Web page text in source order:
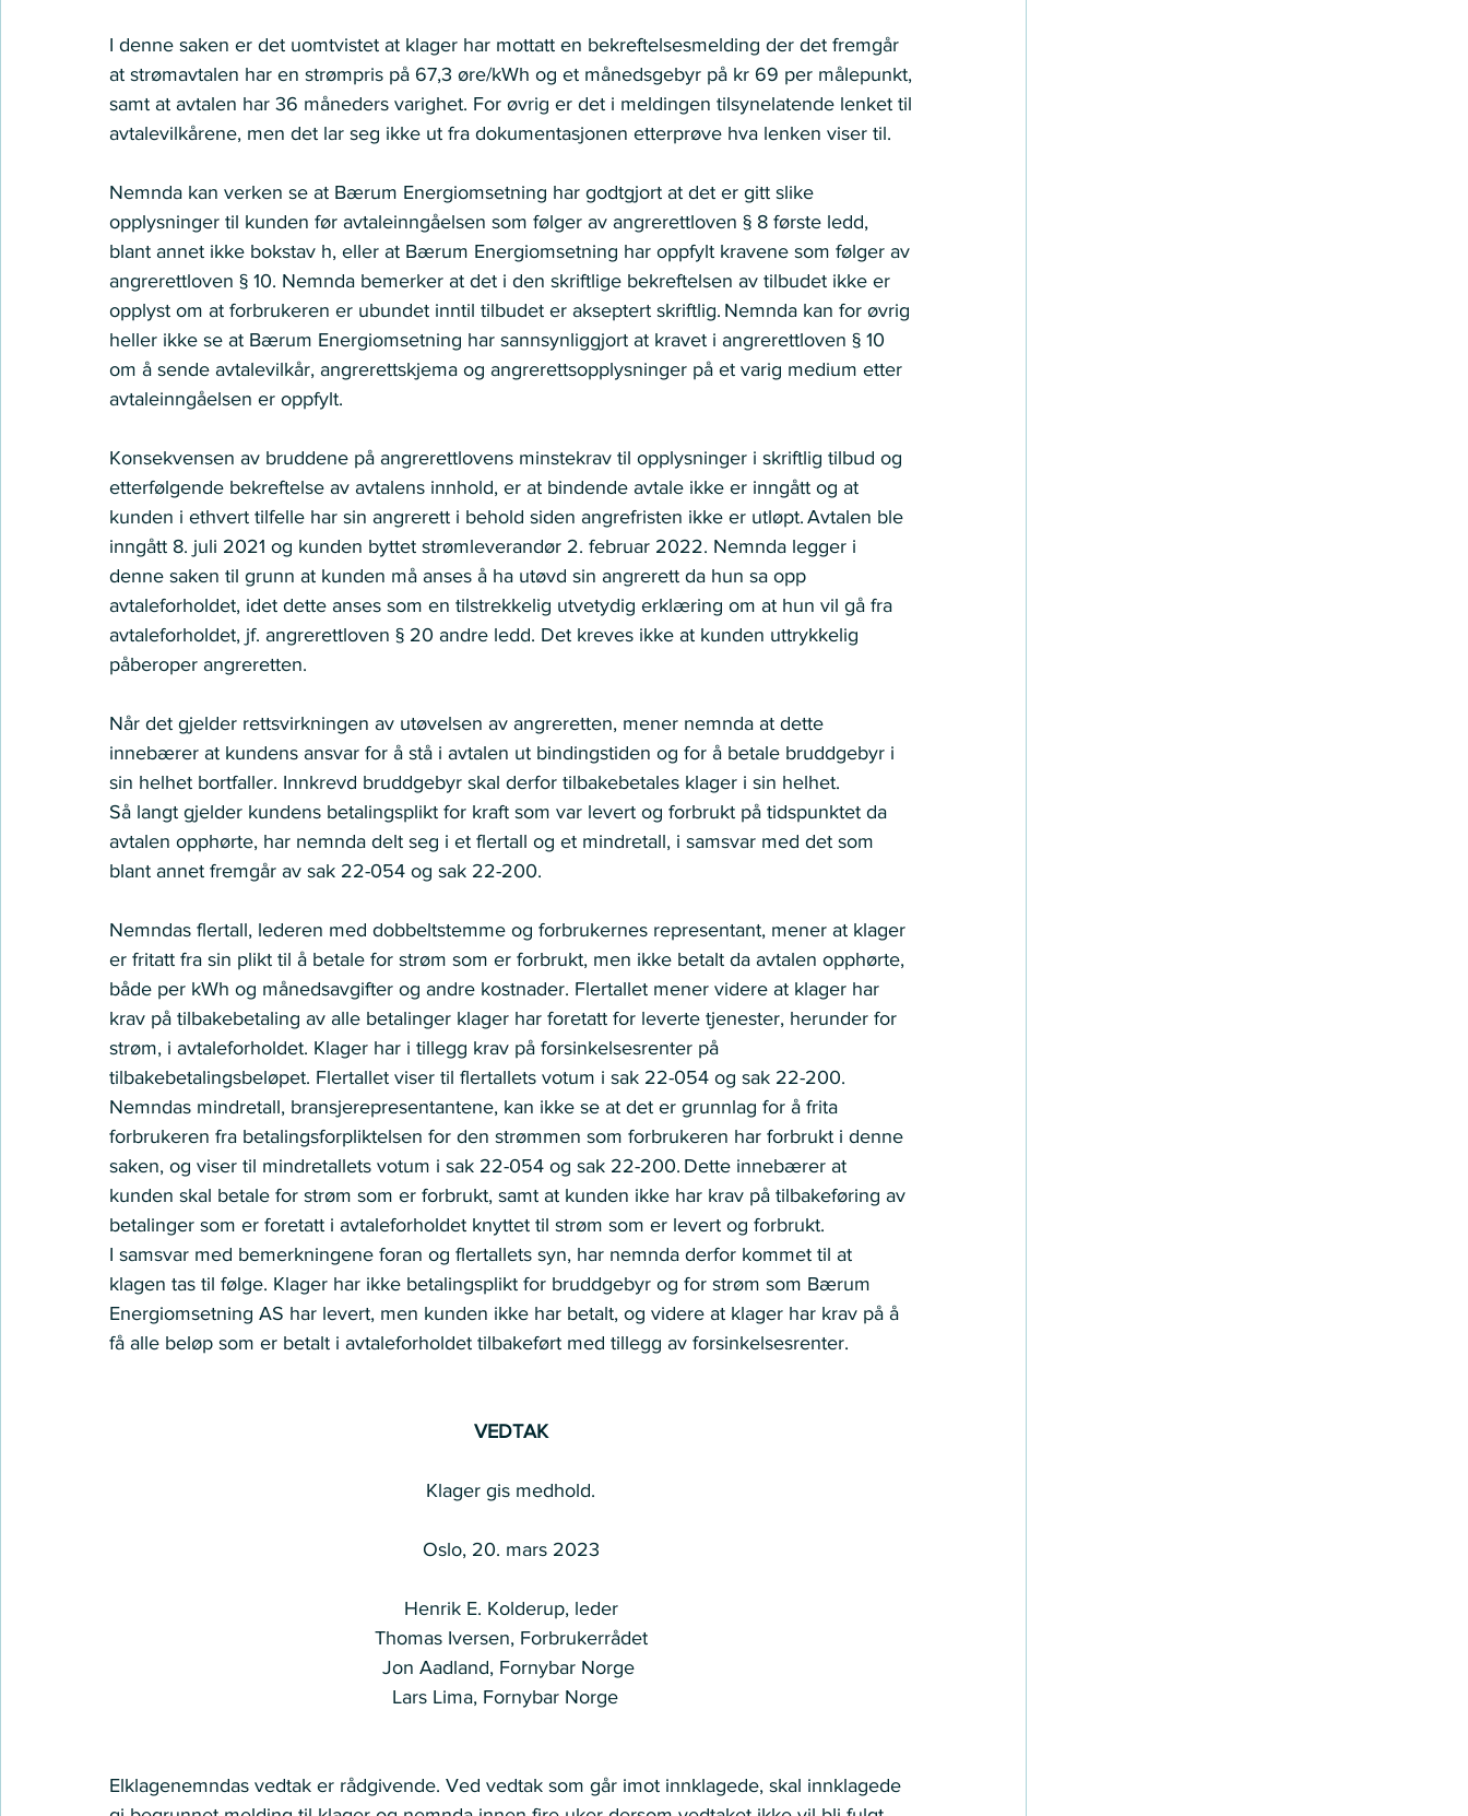
I denne saken er det uomtvistet at klager har mottatt en bekreftelsesmelding der det fremgår
at strømavtalen har en strømpris på 67,3 øre/kWh og et månedsgebyr på kr 69 per målepunkt,
samt at avtalen har 36 måneders varighet. For øvrig er det i meldingen tilsynelatende lenket til
avtalevilkårene, men det lar seg ikke ut fra dokumentasjonen etterprøve hva lenken viser til.
Nemnda kan verken se at Bærum Energiomsetning har godtgjort at det er gitt slike
opplysninger til kunden før avtaleinngåelsen som følger av angrerettloven § 8 første ledd,
blant annet ikke bokstav h, eller at Bærum Energiomsetning har oppfylt kravene som følger av
angrerettloven § 10. Nemnda bemerker at det i den skriftlige bekreftelsen av tilbudet ikke er
opplyst om at forbrukeren er ubundet inntil tilbudet er akseptert skriftlig. Nemnda kan for øvrig
heller ikke se at Bærum Energiomsetning har sannsynliggjort at kravet i angrerettloven § 10
om å sende avtalevilkår, angrerettskjema og angrerettsopplysninger på et varig medium etter
avtaleinngåelsen er oppfylt.
Konsekvensen av bruddene på angrerettlovens minstekrav til opplysninger i skriftlig tilbud og
etterfølgende bekreftelse av avtalens innhold, er at bindende avtale ikke er inngått og at
kunden i ethvert tilfelle har sin angrerett i behold siden angrefristen ikke er utløpt. Avtalen ble
inngått 8. juli 2021 og kunden byttet strømleverandør 2. februar 2022. Nemnda legger i
denne saken til grunn at kunden må anses å ha utøvd sin angrerett da hun sa opp
avtaleforholdet, idet dette anses som en tilstrekkelig utvetydig erklæring om at hun vil gå fra
avtaleforholdet, jf. angrerettloven § 20 andre ledd. Det kreves ikke at kunden uttrykkelig
påberoper angreretten.
Når det gjelder rettsvirkningen av utøvelsen av angreretten, mener nemnda at dette
innebærer at kundens ansvar for å stå i avtalen ut bindingstiden og for å betale bruddgebyr i
sin helhet bortfaller. Innkrevd bruddgebyr skal derfor tilbakebetales klager i sin helhet.
Så langt gjelder kundens betalingsplikt for kraft som var levert og forbrukt på tidspunktet da
avtalen opphørte, har nemnda delt seg i et flertall og et mindretall, i samsvar med det som
blant annet fremgår av sak 22-054 og sak 22-200.
Nemndas flertall, lederen med dobbeltstemme og forbrukernes representant, mener at klager
er fritatt fra sin plikt til å betale for strøm som er forbrukt, men ikke betalt da avtalen opphørte,
både per kWh og månedsavgifter og andre kostnader. Flertallet mener videre at klager har
krav på tilbakebetaling av alle betalinger klager har foretatt for leverte tjenester, herunder for
strøm, i avtaleforholdet. Klager har i tillegg krav på forsinkelsesrenter på
tilbakebetalingsbeløpet. Flertallet viser til flertallets votum i sak 22-054 og sak 22-200.
Nemndas mindretall, bransjerepresentantene, kan ikke se at det er grunnlag for å frita
forbrukeren fra betalingsforpliktelsen for den strømmen som forbrukeren har forbrukt i denne
saken, og viser til mindretallets votum i sak 22-054 og sak 22-200. Dette innebærer at
kunden skal betale for strøm som er forbrukt, samt at kunden ikke har krav på tilbakeføring av
betalinger som er foretatt i avtaleforholdet knyttet til strøm som er levert og forbrukt.
I samsvar med bemerkningene foran og flertallets syn, har nemnda derfor kommet til at
klagen tas til følge. Klager har ikke betalingsplikt for bruddgebyr og for strøm som Bærum
Energiomsetning AS har levert, men kunden ikke har betalt, og videre at klager har krav på å
få alle beløp som er betalt i avtaleforholdet tilbakeført med tillegg av forsinkelsesrenter.
VEDTAK
Klager gis medhold.
Oslo, 20. mars 2023
Henrik E. Kolderup, leder
Thomas Iversen, Forbrukerrådet
Jon Aadland, Fornybar Norge
Lars Lima, Fornybar Norge
Elklagenemndas vedtak er rådgivende. Ved vedtak som går imot innklagede, skal innklagede